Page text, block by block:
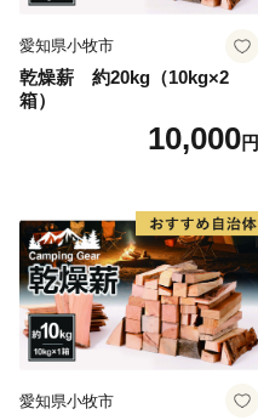
愛知県小牧市
乾燥薪 約20kg（10kg×2
箱）
10,000円
愛知県小牧市